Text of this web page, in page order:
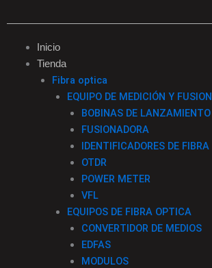
e
b a
g
r
a
m
o
k
e
d
i
n
Inicio
Tienda
Fibra optica
EQUIPO DE MEDICIÓN Y FUSION
BOBINAS DE LANZAMIENTO
FUSIONADORA
IDENTIFICADORES DE FIBRA
OTDR
POWER METER
VFL
EQUIPOS DE FIBRA OPTICA
CONVERTIDOR DE MEDIOS
EDFAS
MODULOS